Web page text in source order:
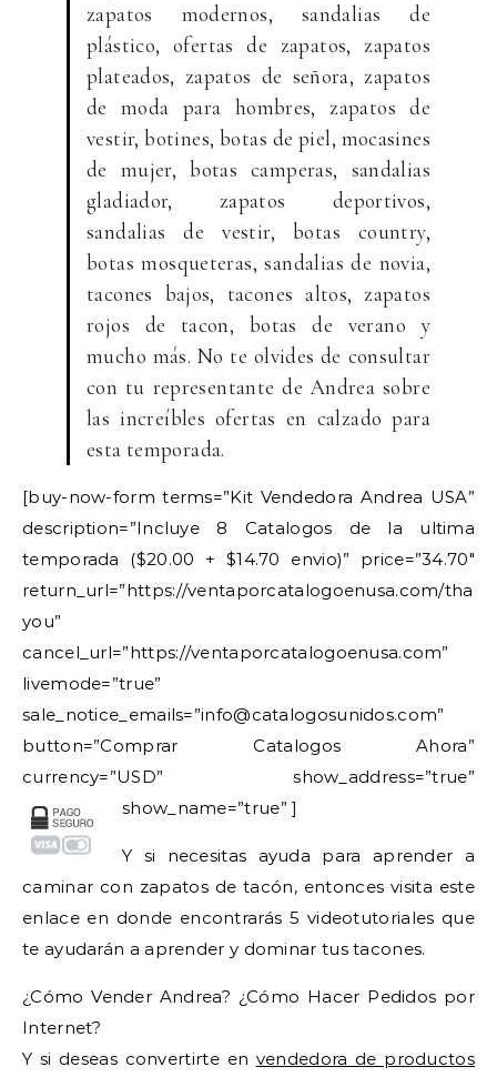
zapatos modernos, sandalias de
plástico, ofertas de zapatos, zapatos
plateados, zapatos de señora, zapatos
de moda para hombres, zapatos de
vestir, botines, botas de piel, mocasines
de mujer, botas camperas, sandalias
gladiador, zapatos deportivos,
sandalias de vestir, botas country,
botas mosqueteras, sandalias de novia,
tacones bajos, tacones altos, zapatos
rojos de tacon, botas de verano y
mucho más. No te olvides de consultar
con tu representante de Andrea sobre
las increíbles ofertas en calzado para
esta temporada.
[buy-now-form terms=”Kit Vendedora Andrea USA”
description=”Incluye 8 Catalogos de la ultima
temporada ($20.00 + $14.70 envio)” price=”34.70″
return_url=”https://ventaporcatalogoenusa.com/
you”
cancel_url=”https://ventaporcatalogoenusa.com”
livemode=”true”
sale_notice_emails=”info@catalogosunidos.com”
button=”Comprar Catalogos Ahora”
currency=”USD” show_address=”true”
show_name=”true” ]
Y si necesitas ayuda para aprender a
caminar con zapatos de tacón, entonces visita este
enlace en donde encontrarás 5 videotutoriales que
te ayudarán a aprender y dominar tus tacones.
¿Cómo Vender Andrea? ¿Cómo Hacer Pedidos por
Internet?
Y si deseas convertirte en vendedora de productos